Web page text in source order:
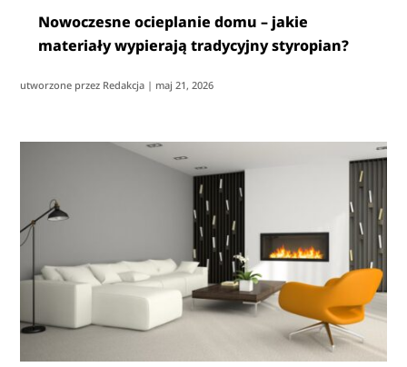
Nowoczesne ocieplanie domu – jakie
materiały wypierają tradycyjny styropian?
utworzone przez Redakcja | maj 21, 2026